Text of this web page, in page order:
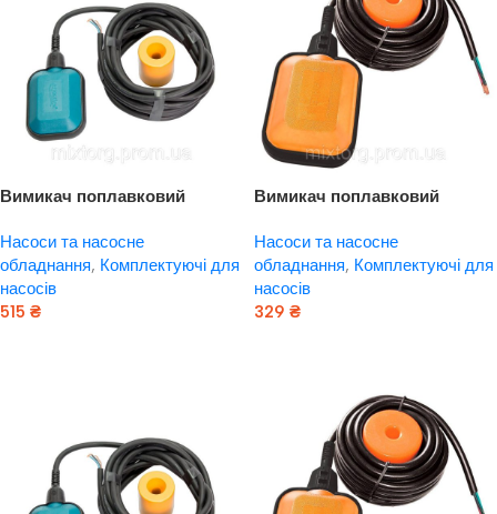
Вимикач поплавковий
(779667)
Насоси та насосне
обладнання, Комплектуючі для
насосів
515 ₴
Вимикач поплавковий
3м×0.75мм² з баластом
WETRON (779661)
Насоси та насосне
обладнання, Комплектуючі для
насосів
329 ₴